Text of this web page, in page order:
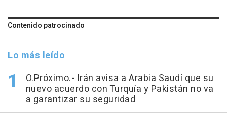
Contenido patrocinado
Lo más leído
O.Próximo.- Irán avisa a Arabia Saudí que su
nuevo acuerdo con Turquía y Pakistán no va
a garantizar su seguridad